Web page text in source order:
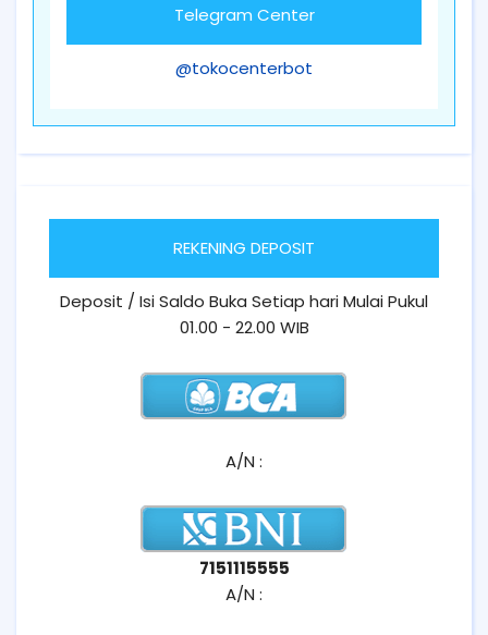
Telegram Center
@tokocenterbot
REKENING DEPOSIT
Deposit / Isi Saldo Buka Setiap hari Mulai Pukul
01.00 - 22.00 WIB
A/N :
7151115555
A/N :